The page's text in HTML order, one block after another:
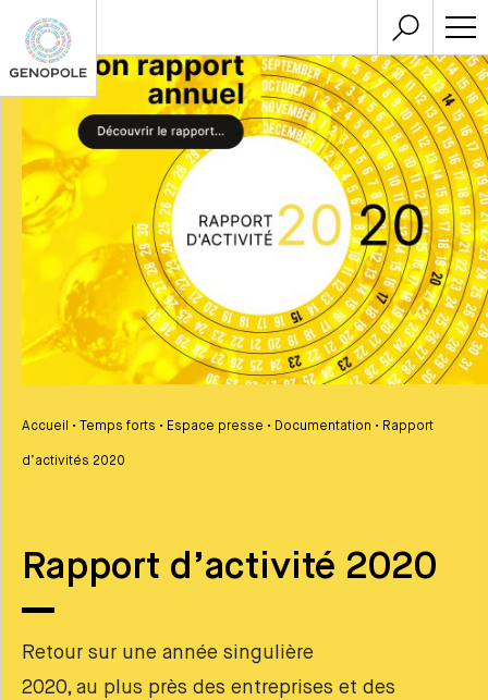
Accueil • Temps forts • Espace presse • Documentation • Rapport
d’activités 2020
Rapport d’activité 2020
Retour sur une année singulière
2020, au plus près des entreprises et des